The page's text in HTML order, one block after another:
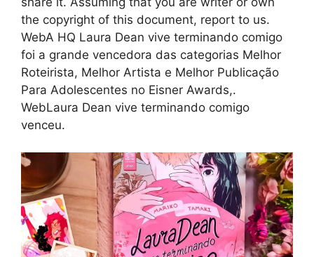
the copyright of this document, report to us.
WebA HQ Laura Dean vive terminando comigo
foi a grande vencedora das categorias Melhor
Roteirista, Melhor Artista e Melhor Publicação
Para Adolescentes no Eisner Awards,.
WebLaura Dean vive terminando comigo
venceu.